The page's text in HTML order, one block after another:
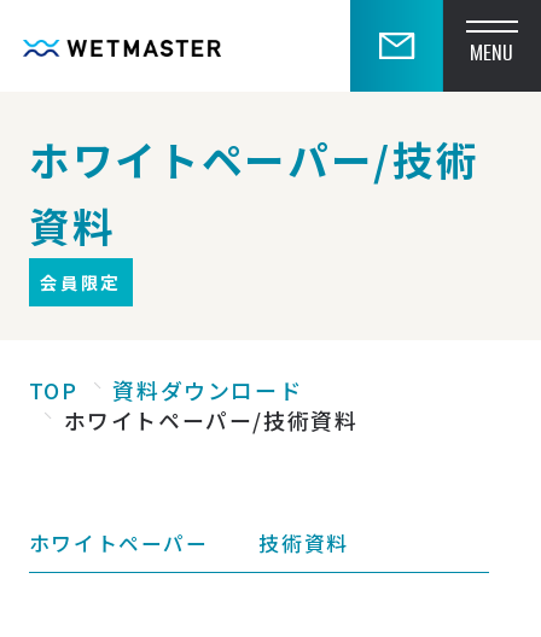
MENU
ホワイトペーパー/技術
資料
会員限定
TOP
資料ダウンロード
ホワイトペーパー/技術資料
ホワイトペーパー 技術資料